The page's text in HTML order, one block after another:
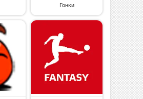
Гонки